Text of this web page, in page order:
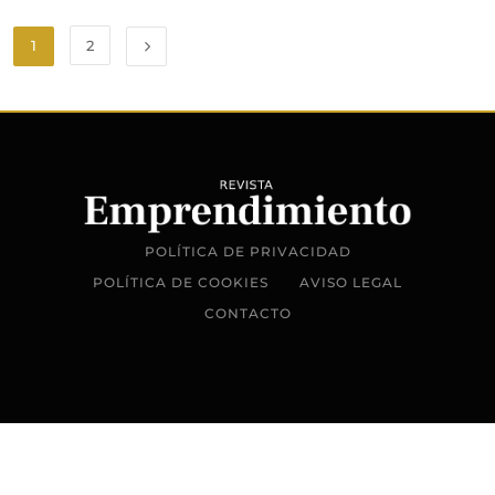
1 2
POLÍTICA DE PRIVACIDAD
POLÍTICA DE COOKIES
AVISO LEGAL
CONTACTO